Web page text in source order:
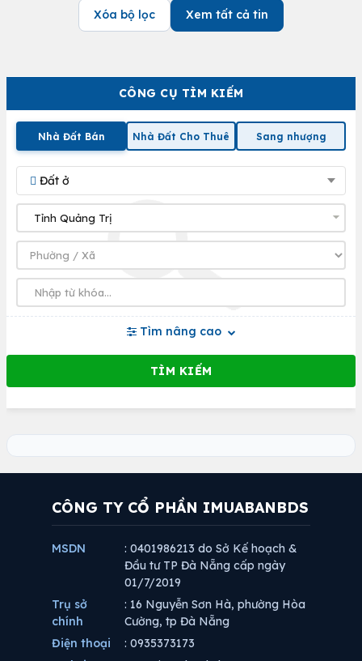
CÔNG CỤ TÌM KIẾM
Nhà Đất Bán Nhà Đất Cho Thuê Sang nhượng
Đất ở
Tìm nâng cao
Xóa bộ lọc Xem tất cả tin
CÔNG TY CỔ PHẦN IMUABANBDS
MSDN
: 0401986213 do Sở Kế hoạch &
Đầu tư TP Đà Nẵng cấp ngày
01/7/2019
Trụ sở
chính
: 16 Nguyễn Sơn Hà, phường Hòa
Cường, tp Đà Nẵng
Điện thoại
: 0935373173